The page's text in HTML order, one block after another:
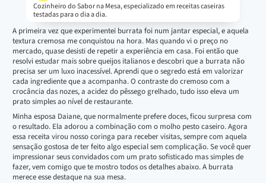
Cozinheiro do Sabor na Mesa, especializado em receitas caseiras
testadas para o dia a dia.
A primeira vez que experimentei burrata foi num jantar especial, e aquela
textura cremosa me conquistou na hora. Mas quando vi o preço no
mercado, quase desisti de repetir a experiência em casa. Foi então que
resolvi estudar mais sobre queijos italianos e descobri que a burrata não
precisa ser um luxo inacessível. Aprendi que o segredo está em valorizar
cada ingrediente que a acompanha. O contraste do cremoso com a
crocância das nozes, a acidez do pêssego grelhado, tudo isso eleva um
prato simples ao nível de restaurante.
Minha esposa Daiane, que normalmente prefere doces, ficou surpresa com
o resultado. Ela adorou a combinação com o molho pesto caseiro. Agora
essa receita virou nosso coringa para receber visitas, sempre com aquela
sensação gostosa de ter feito algo especial sem complicação. Se você quer
impressionar seus convidados com um prato sofisticado mas simples de
fazer, vem comigo que te mostro todos os detalhes abaixo. A burrata
merece esse destaque na sua mesa.